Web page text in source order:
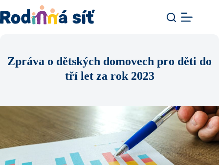
Zpráva o dětských domovech pro děti do
tří let za rok 2023